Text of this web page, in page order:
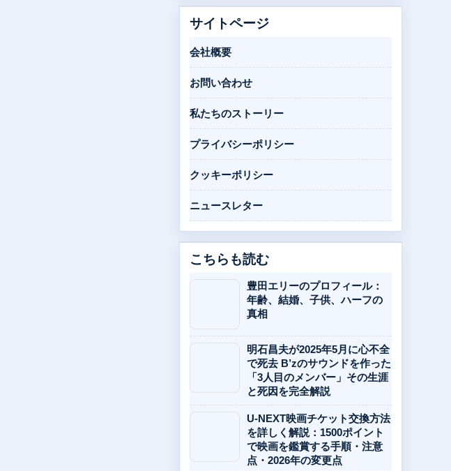
サイトページ
会社概要
お問い合わせ
私たちのストーリー
プライバシーポリシー
クッキーポリシー
ニュースレター
こちらも読む
豊田エリーのプロフィール：
年齢、結婚、子供、ハーフの
真相
明石昌夫が2025年5月に心不全
で死去 B’zのサウンドを作った
「3人目のメンバー」その生涯
と死因を完全解説
U-NEXT映画チケット交換方法
を詳しく解説：1500ポイント
で映画を鑑賞する手順・注意
点・2026年の変更点